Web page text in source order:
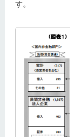
す。